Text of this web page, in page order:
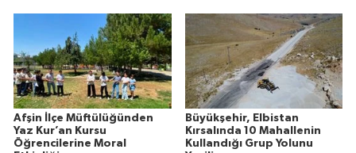
Afşin İlçe Müftülüğünden
Yaz Kur’an Kursu
Öğrencilerine Moral
Büyükşehir, Elbistan
Kırsalında 10 Mahallenin
Kullandığı Grup Yolunu